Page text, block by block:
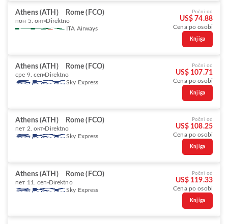
Athens (ATH) Rome (FCO)
пон 5. окт Direktno
ITA Airways
Počni od
US$ 74.88
Cena po osobi
Knjiga
Athens (ATH) Rome (FCO)
сре 9. сеп Direktno
Sky Express
Počni od
US$ 107.71
Cena po osobi
Knjiga
Athens (ATH) Rome (FCO)
пет 2. окт Direktno
Sky Express
Počni od
US$ 108.25
Cena po osobi
Knjiga
Athens (ATH) Rome (FCO)
пет 11. сеп Direktno
Sky Express
Počni od
US$ 119.33
Cena po osobi
Knjiga